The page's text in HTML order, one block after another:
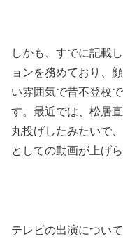
しかも、すでに記載
ョンを務めており、
い雰囲気で昔不登校
す。最近では、松居
丸投げしたみたいで
としての動画が上げ
テレビの出演につい